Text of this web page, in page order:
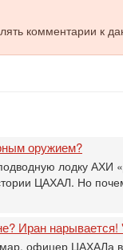
комментарии к
оружием?
лодку АХИ
ЦАХАЛ. Но
Иран
офицер ЦАХАЛа в